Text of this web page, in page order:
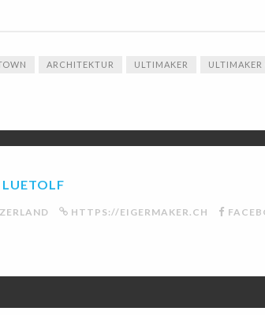
ARCHITEKTUR ULTIMAKER ULTIMAKER
LUETOLF
HTTPS://EIGERMAKER.CH